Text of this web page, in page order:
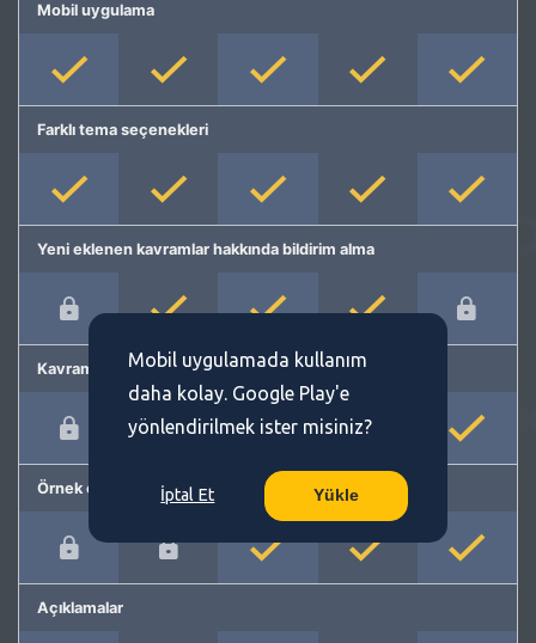
Mobil uygulama
Farklı tema seçenekleri
Yeni eklenen kavramlar hakkında bildirim alma
Kavram önerme
Örnek cümleler
Açıklamalar
Mobil uygulamada kullanım
daha kolay. Google Play'e
yönlendirilmek ister misiniz?
İptal Et Yükle